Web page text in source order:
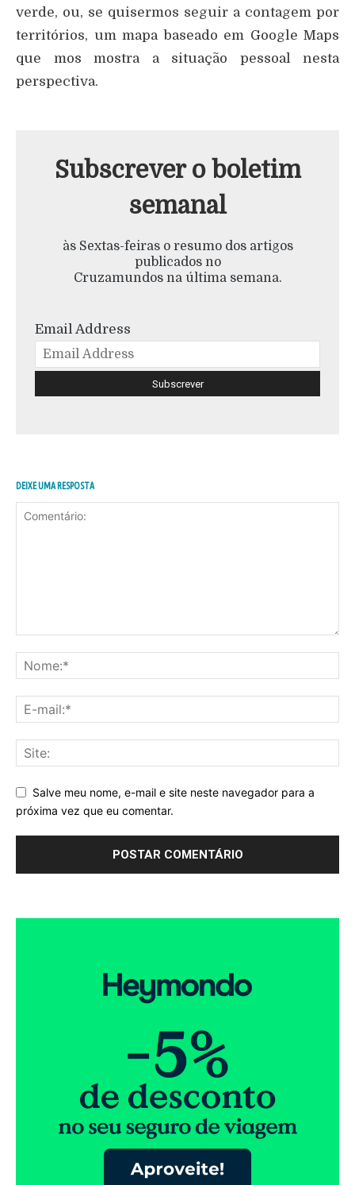
verde, ou, se quisermos seguir a contagem por
territórios, um mapa baseado em Google Maps
que mos mostra a situação pessoal nesta
perspectiva.
Subscrever o boletim
semanal
às Sextas-feiras o resumo dos artigos
publicados no
Cruzamundos na última semana.
Email Address
DEIXE UMA RESPOSTA
Salve meu nome, e-mail e site neste navegador para a
próxima vez que eu comentar.